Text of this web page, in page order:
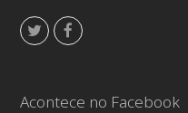
TwitterFacebook
Acontece no Facebook